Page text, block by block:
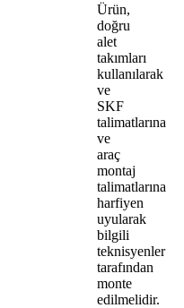
Ürün,
doğru
alet
takımları
kullanılarak
ve
SKF
talimatlarına
ve
araç
montaj
talimatlarına
harfiyen
uyularak
bilgili
teknisyenler
tarafından
monte
edilmelidir.